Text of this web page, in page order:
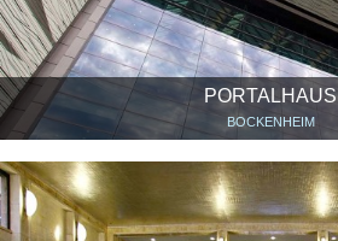
PORTALHAUS
BOCKENHEIM